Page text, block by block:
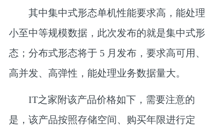
其中集中式形态单机性能要求高，能处理
小至中等规模数据，此次发布的就是集中式形
态；分布式形态将于 5 月发布，要求高可用、
高并发、高弹性，能处理业务数据量大。
IT之家附该产品价格如下，需要注意的
是，该产品按照存储空间、购买年限进行定